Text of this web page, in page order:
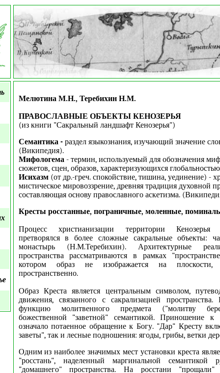
Мелютина М.Н., Теребихин Н.М.
ПРАВОСЛАВНЫЕ ОБЪЕКТЫ КЕНОЗЕРЬЯ
(из книги "Сакральный ландшафт Кенозерья")
Семантика - раздел языкознания, изучающий значение
(Википедия).
Мифологема- термин, используемый для обозначения
сюжетов, сцен, образов, характеризующихся
Исихазм (от др.-греч. спокойствие, тишина, уединение) -
мистическое мировоззрение, древняя традиция духовной
составляющая основу православного аскетизма.
Кресты росстанные, пограничные, моленные,
Процесс христианизации территории Кенозерья
претворялся в более сложные сакральные объекты:
монастырь (Н.М.Теребихин). Архитектурные
пространства рассматриваются в рамках
котором образ не изображается на плоскости,
пространственно.
Образ Креста является центральным символом,
движения, связанного с сакрализацией
функцию молитвенного предмета ("молитву
божественной "заветной" семантикой. Приношение к
означало потаенное обращение к Богу. "Дар" Кресту
заветы", так и лесные подношения: ягоды, грибы, ветки
Одним из наиболее значимых мест установки креста
"росстань", наделенный маргинальной семантикой
"домашнего" пространства. На росстани